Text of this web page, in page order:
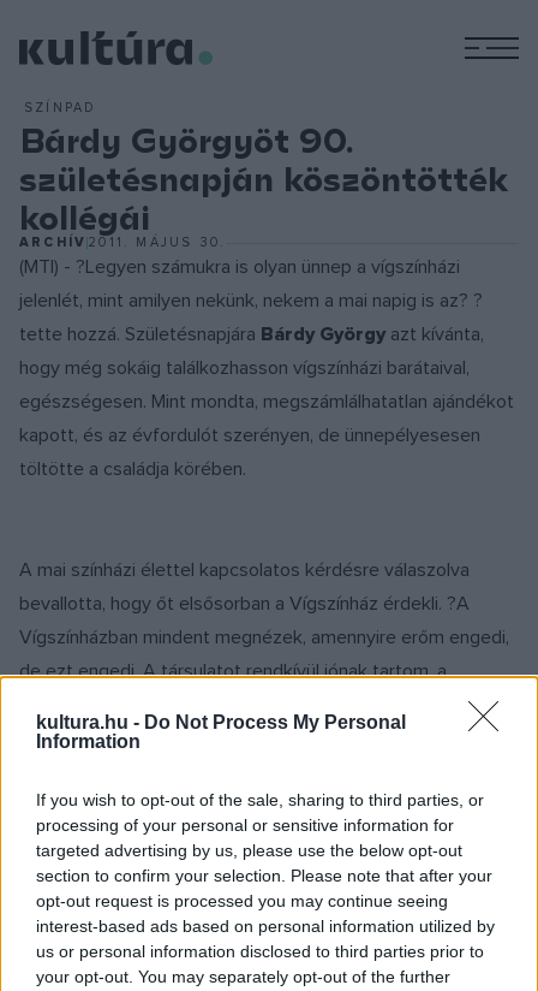
kultura.hu - Do Not Process My Personal
Information
If you wish to opt-out of the sale, sharing to third parties, or
processing of your personal or sensitive information for
targeted advertising by us, please use the below opt-out
section to confirm your selection. Please note that after your
opt-out request is processed you may continue seeing
interest-based ads based on personal information utilized by
us or personal information disclosed to third parties prior to
your opt-out. You may separately opt-out of the further
SZÍNPAD
Bárdy Györgyöt 90.
születésnapján köszöntötték
kollégái
ARCHÍV2011. MÁJUS 30.
(MTI) - ?Legyen számukra is olyan ünnep a vígszínházi
jelenlét, mint amilyen nekünk, nekem a mai napig is az? ?
tette hozzá. Születésnapjára Bárdy György azt kívánta,
hogy még sokáig találkozhasson vígszínházi barátaival,
egészségesen. Mint mondta, megszámlálhatatlan ajándékot
kapott, és az évfordulót szerényen, de ünnepélyesesen
töltötte a családja körében.
A mai színházi élettel kapcsolatos kérdésre válaszolva
bevallotta, hogy őt elsősorban a Vígszínház érdekli. ?A
Vígszínházban mindent megnézek, amennyire erőm engedi,
de ezt engedi. A társulatot rendkívül jónak tartom, a
közönség is imádja a színházat, és ez a legfontosabb? ?
mondta, hozzátéve, hogy nagyon szereti a Vígszínházat és
Arra a kérdésre, hogy a jelenlegi repertoárból melyik előadás
áll a legközelebb hozzá, úgy válaszolt: nem szívesen állítana
föl rangsort, neki minden, amit a Vígszínházban lát, szívügye.
Szakmája fiatal képviselőiről szólva arról beszélt, hogy